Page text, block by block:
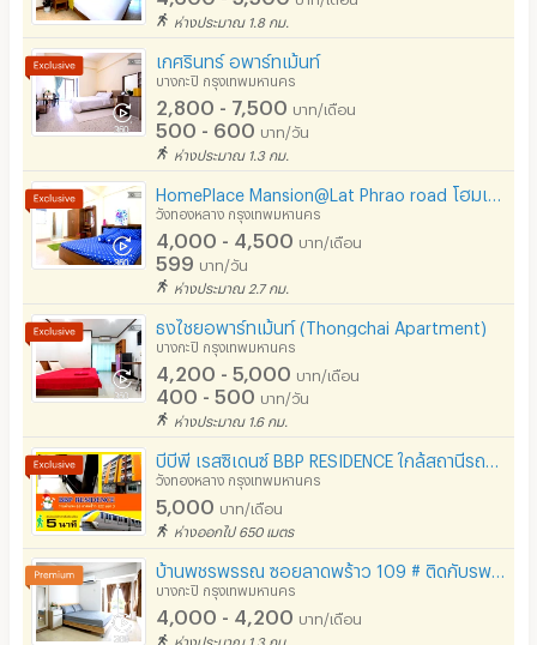
ห่างประมาณ 1.8 กม.
เกศรินทร์ อพาร์ทเม้นท์
บางกะปิ กรุงเทพมหานคร
2,800 - 7,500 บาท/เดือน
500 - 600 บาท/วัน
ห่างประมาณ 1.3 กม.
วังทองหลาง กรุงเทพมหานคร
4,000 - 4,500 บาท/เดือน
599 บาท/วัน
ห่างประมาณ 2.7 กม.
ธงไชยอพาร์ทเม้นท์ (Thongchai Apartment)
บางกะปิ กรุงเทพมหานคร
4,200 - 5,000 บาท/เดือน
400 - 500 บาท/วัน
ห่างประมาณ 1.6 กม.
วังทองหลาง กรุงเทพมหานคร
5,000 บาท/เดือน
ห่างออกไป 650 เมตร
บางกะปิ กรุงเทพมหานคร
4,000 - 4,200 บาท/เดือน
ห่างประมาณ 1.3 กม.